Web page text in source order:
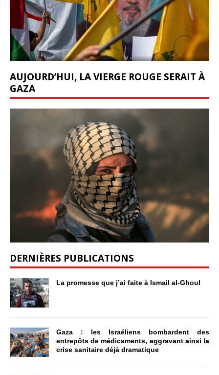
AUJOURD’HUI, LA VIERGE ROUGE SERAIT À
GAZA
DERNIÈRES PUBLICATIONS
La promesse que j’ai faite à Ismail al-Ghoul
Gaza : les Israéliens bombardent des
entrepôts de médicaments, aggravant ainsi la
crise sanitaire déjà dramatique